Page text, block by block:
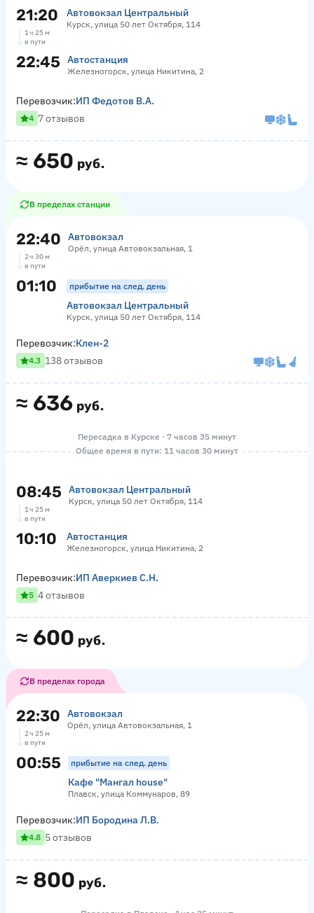
21:20 Автовокзал Центральный
Курск, улица 50 лет Октября, 114
1 ч 25 м
в пути
22:45 Автостанция
Железногорск, улица Никитина, 2
≈ 650 руб.
Перевозчик:ИП Федотов В.А.
4 7 отзывов
В пределах станции
22:40 Автовокзал
Орёл, улица Автовокзальная, 1
2 ч 30 м
в пути
01:10 прибытие на след. день
Автовокзал Центральный
Курск, улица 50 лет Октября, 114
≈ 636 руб.
Перевозчик:Клен-2
4.3 138 отзывов
Пересадка в Курске · 7 часов 35 минут
Общее время в пути: 11 часов 30 минут
08:45 Автовокзал Центральный
Курск, улица 50 лет Октября, 114
1 ч 25 м
в пути
10:10 Автостанция
Железногорск, улица Никитина, 2
≈ 600 руб.
Перевозчик:ИП Аверкиев С.Н.
5 4 отзывов
В пределах города
22:30 Автовокзал
Орёл, улица Автовокзальная, 1
2 ч 25 м
в пути
00:55 прибытие на след. день
Кафе "Мангал house"
Плавск, улица Коммунаров, 89
≈ 800 руб.
Перевозчик:ИП Бородина Л.В.
4.8 5 отзывов